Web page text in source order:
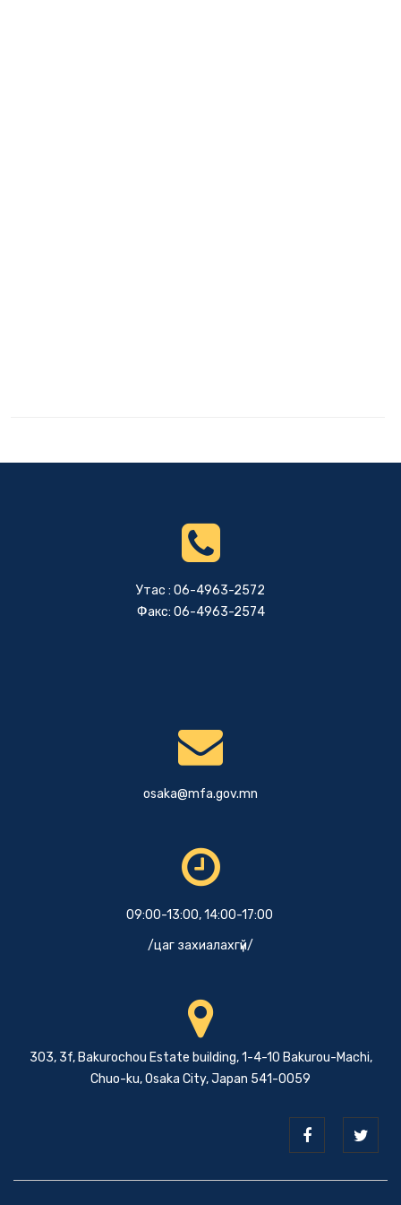
Утас : 06-4963-2572
Факс: 06-4963-2574
osaka@mfa.gov.mn
09:00-13:00, 14:00-17:00
/цаг захиалахгүй/
303, 3f, Bakurochou Estate building, 1-4-10 Bakurou-Machi,
Chuo-ku, Osaka City, Japan 541-0059